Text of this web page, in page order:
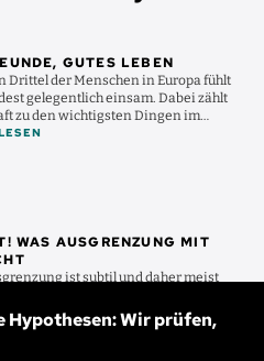
GUTES LEBEN
Drittel der Menschen in Europa fühlt
gelegentlich einsam. Dabei zählt
zu den wichtigsten Dingen im
...
WAS AUSGRENZUNG MIT
ist subtil und daher meist
Die Sozialpsychologin Selma
Hypothesen: Wir prüfen,